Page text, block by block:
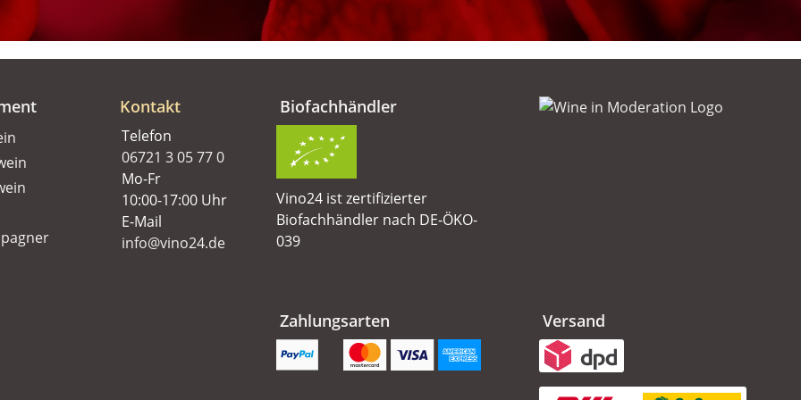
Kontakt
Telefon
06721 3 05 77 0
Mo-Fr
10:00-17:00 Uhr
E-Mail
info@vino24.de
Biofachhändler
Vino24 ist zertifizierter
Biofachhändler nach DE-ÖKO-
039
Zahlungsarten Versand